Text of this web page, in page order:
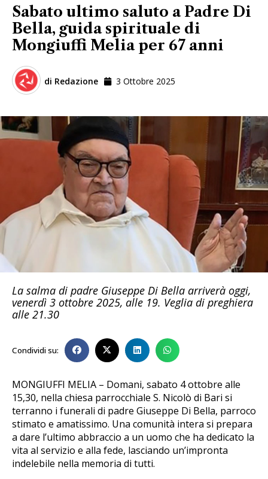
Sabato ultimo saluto a Padre Di
Bella, guida spirituale di
Mongiuffi Melia per 67 anni
di Redazione 3 Ottobre 2025
La salma di padre Giuseppe Di Bella arriverà oggi,
venerdì 3 ottobre 2025, alle 19. Veglia di preghiera
alle 21.30
Condividi su:
MONGIUFFI MELIA – Domani, sabato 4 ottobre alle
15,30, nella chiesa parrocchiale S. Nicolò di Bari si
terranno i funerali di padre Giuseppe Di Bella, parroco
stimato e amatissimo. Una comunità intera si prepara
a dare l’ultimo abbraccio a un uomo che ha dedicato la
vita al servizio e alla fede, lasciando un’impronta
indelebile nella memoria di tutti.